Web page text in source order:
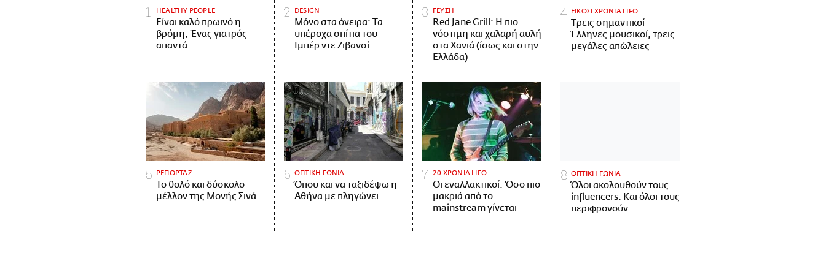
HEALTHY PEOPLE
Είναι καλό πρωινό η
βρόμη; Ένας γιατρός
απαντά
DESIGN
Μόνο στα όνειρα: Τα
υπέροχα σπίτια του
Ιμπέρ ντε Ζιβανσί
ΓΕΥΣΗ
Red Jane Grill: Η πιο
νόστιμη και χαλαρή αυλή
στα Χανιά (ίσως και στην
Ελλάδα)
ΕΙΚΟΣΙ ΧΡΟΝΙΑ LIFO
Tρεις σημαντικοί
Έλληνες μουσικοί, τρεις
μεγάλες απώλειες
ΡΕΠΟΡΤΑΖ
Το θολό και δύσκολο
μέλλον της Μονής Σινά
ΟΠΤΙΚΗ ΓΩΝΙΑ
Όπου και να ταξιδέψω η
Αθήνα με πληγώνει
20 ΧΡΟΝΙΑ LIFO
Οι εναλλακτικοί: Όσο πιο
μακριά από το
mainstream γίνεται
ΟΠΤΙΚΗ ΓΩΝΙΑ
Όλοι ακολουθούν τους
influencers. Και όλοι τους
περιφρονούν.